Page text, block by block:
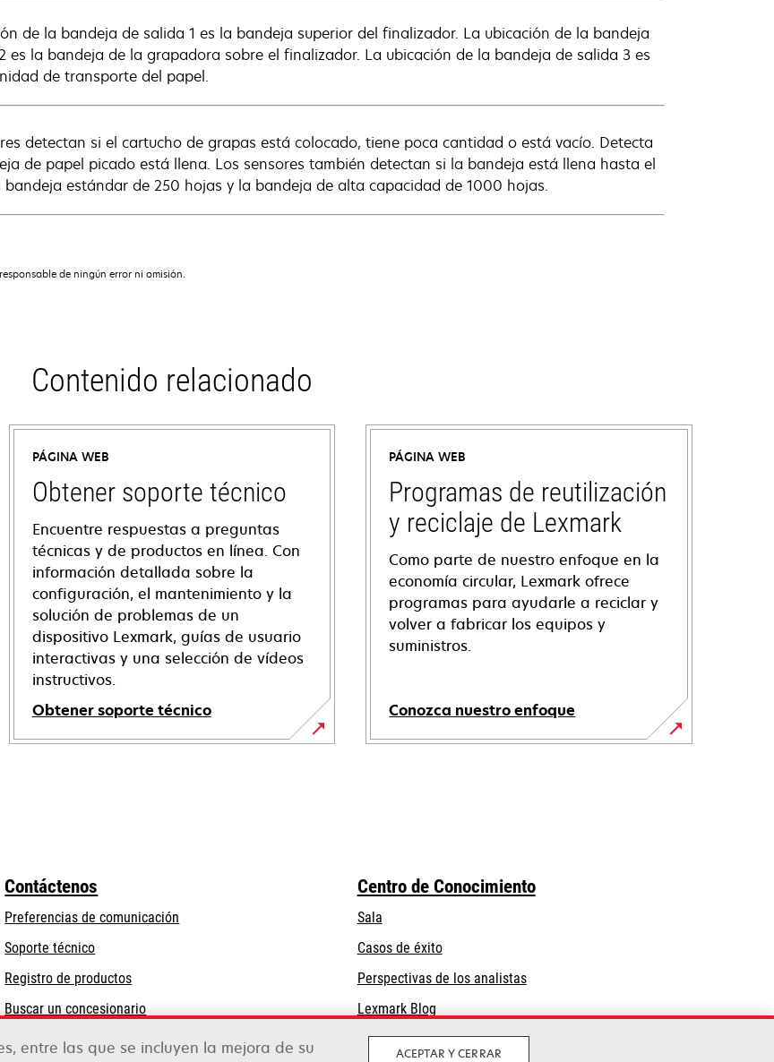
de la bandeja de salida 1 es la bandeja superior del finalizador. La ubicación de la bandeja
es la bandeja de la grapadora sobre el finalizador. La ubicación de la bandeja de salida 3 es
de transporte del papel.
detectan si el cartucho de grapas está colocado, tiene poca cantidad o está vacío. Detecta
de papel picado está llena. Los sensores también detectan si la bandeja está llena hasta el
estándar de 250 hojas y la bandeja de alta capacidad de 1000 hojas.
de ningún error ni omisión.
Contenido relacionado
PÁGINA WEB
Obtener soporte técnico
Encuentre respuestas a preguntas
técnicas y de productos en línea. Con
información detallada sobre la
configuración, el mantenimiento y la
solución de problemas de un
dispositivo Lexmark, guías de usuario
interactivas y una selección de vídeos
instructivos.
Obtener soporte técnico
se
PÁGINA WEB
Programas de reutilización
y reciclaje de Lexmark
Como parte de nuestro enfoque en la
economía circular, Lexmark ofrece
programas para ayudarle a reciclar y
volver a fabricar los equipos y
suministros.
Conozca nuestro enfoque
Contáctenos
Preferencias de comunicación
Soporte técnicose
abre
en
una
nueva
Registro de productos
Buscar un concesionario
Centro de Conocimiento
Sala
Casos de éxito
Perspectivas de los analistas
Lexmark Blog
entre las que se incluyen la mejora de su
ACEPTAR Y CERRAR